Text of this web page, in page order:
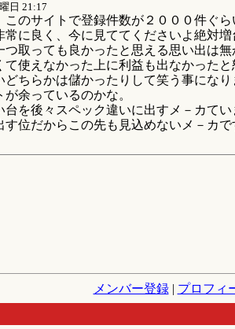
日 21:17
のサイトで登録件数が２０００件ぐら
に良く、今に見ててくださいよ絶対
取っても良かったと思える思い出は無
使えなかった上に利益も出なかった
ちらかは儲かったりして笑う事になり
余っているのかな。
を後々スペック違いに出すメ－カて
位だからこの先も見込めないメ－カ
メンバー登録| プロフィ